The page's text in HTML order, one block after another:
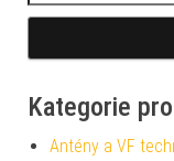
Kategorie
Antény a VF